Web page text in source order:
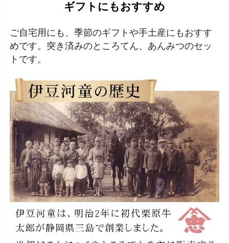
ギフトにもおすすめ
ご自宅用にも、季節のギフトや手土産にもおすす
めです。突き済みのところてん、あんみつのセッ
トです。